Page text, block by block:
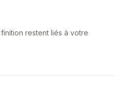
restent liés à votre